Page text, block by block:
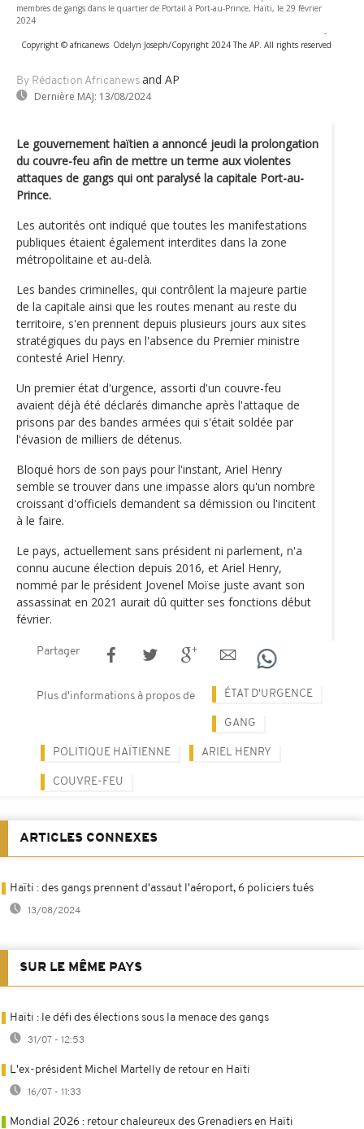
membres de gangs dans le quartier de Portail à Port-au-Prince, Haïti, le 29 février
2024
-
Copyright © africanews Odelyn Joseph/Copyright 2024 The AP. All rights reserved
By Rédaction Africanews and AP
Dernière MAJ: 13/08/2024
Le gouvernement haïtien a annoncé jeudi la prolongation
du couvre-feu afin de mettre un terme aux violentes
attaques de gangs qui ont paralysé la capitale Port-au-
Prince.
Les autorités ont indiqué que toutes les manifestations
publiques étaient également interdites dans la zone
métropolitaine et au-delà.
Les bandes criminelles, qui contrôlent la majeure partie
de la capitale ainsi que les routes menant au reste du
territoire, s'en prennent depuis plusieurs jours aux sites
stratégiques du pays en l'absence du Premier ministre
contesté Ariel Henry.
Un premier état d'urgence, assorti d'un couvre-feu
avaient déjà été déclarés dimanche après l'attaque de
prisons par des bandes armées qui s'était soldée par
l'évasion de milliers de détenus.
Bloqué hors de son pays pour l'instant, Ariel Henry
semble se trouver dans une impasse alors qu'un nombre
croissant d'officiels demandent sa démission ou l'incitent
à le faire.
Le pays, actuellement sans président ni parlement, n'a
connu aucune élection depuis 2016, et Ariel Henry,
nommé par le président Jovenel Moïse juste avant son
assassinat en 2021 aurait dû quitter ses fonctions début
février.
Partager
Plus d'informations à propos de ÉTAT D'URGENCE
GANG
POLITIQUE HAÏTIENNE ARIEL HENRY
COUVRE-FEU
ARTICLES CONNEXES
Haïti : des gangs prennent d'assaut l'aéroport, 6 policiers tués
13/08/2024
SUR LE MÊME PAYS
Haïti : le défi des élections sous la menace des gangs
31/07 - 12:53
L'ex-président Michel Martelly de retour en Haïti
16/07 - 11:33
Mondial 2026 : retour chaleureux des Grenadiers en Haïti